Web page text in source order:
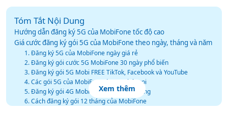
Tóm Tắt Nội Dung
Hướng dẫn đăng ký 5G của MobiFone tốc độ cao
Giá cước đăng ký gói 5G của MobiFone theo ngày, tháng và năm
1. Đăng ký 5G của MobiFone ngày giá rẻ
2. Đăng ký gói cước 5G MobiFone 30 ngày phổ biến
3. Đăng ký gói 5G Mobi FREE TikTok, Facebook và YouTube
4. Các gói 5G của MobiFone data + phút gọi
5. Đăng ký gói 4G MobiFone 3 tháng, 6 tháng
6. Cách đăng ký gói 12 tháng của MobiFone
Xem thêm